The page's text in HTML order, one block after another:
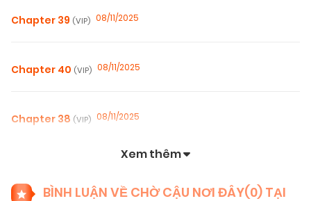
Chapter 39 (VIP) 08/11/2025
Chapter 40 (VIP) 08/11/2025
Chapter 38 (VIP) 08/11/2025
Xem thêm
BÌNH LUẬN VỀ CHỜ CẬU NƠI ĐÂY(0) TẠI